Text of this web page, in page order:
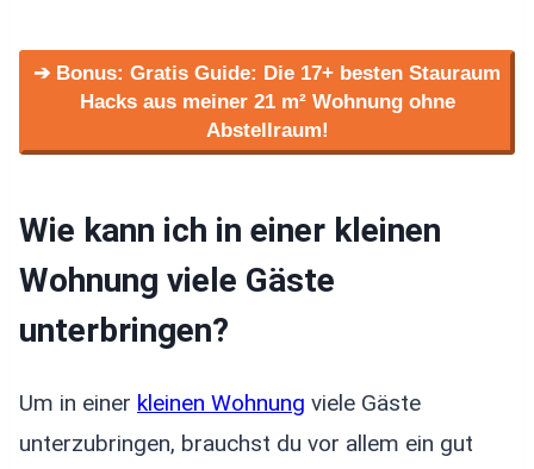
➔ Bonus: Gratis Guide: Die 17+ besten Stauraum
Hacks aus meiner 21 m² Wohnung ohne
Abstellraum!
Wie kann ich in einer kleinen
Wohnung viele Gäste
unterbringen?
Um in einer kleinen Wohnung viele Gäste
unterzubringen, brauchst du vor allem ein gut